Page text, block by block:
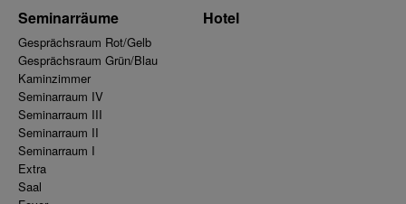
Seminarräume
Gesprächsraum Rot/Gelb
Gesprächsraum Grün/Blau
Kaminzimmer
Seminarraum IV
Seminarraum III
Seminarraum II
Seminarraum I
Extra
Saal
Hotel